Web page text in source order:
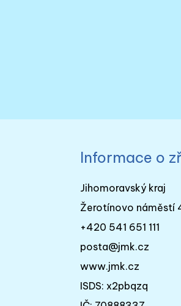
Informace o
Jihomoravský kraj
Žerotínovo náměstí
+420 541 651 111
posta@jmk.cz
www.jmk.cz
ISDS: x2pbqzq